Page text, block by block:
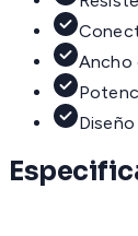
Ancho